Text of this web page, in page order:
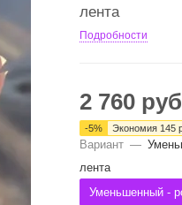
лента
Подробности
2 760
-5% Экономия 145
Вариант —
лента
Уменьшенный -